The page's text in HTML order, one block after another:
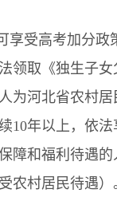
受高考加分政
领取《独生子
为河北省农村
10年以上，依
障和福利待遇
农村居民待遇）